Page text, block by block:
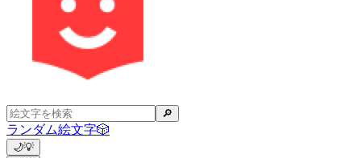
🔎
ランダム絵文字🎲
🌙💡